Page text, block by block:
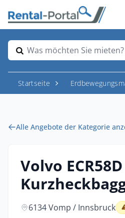
Was möchten Sie
Startseite
Alle Angebote der Kategorie
Volvo ECR58D
6134 Vomp / Innsbruck